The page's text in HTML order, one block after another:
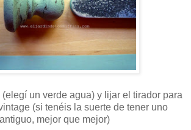
un verde agua) y lijar el tirador para
(si tenéis la suerte de tener uno
antiguo, mejor que mejor)